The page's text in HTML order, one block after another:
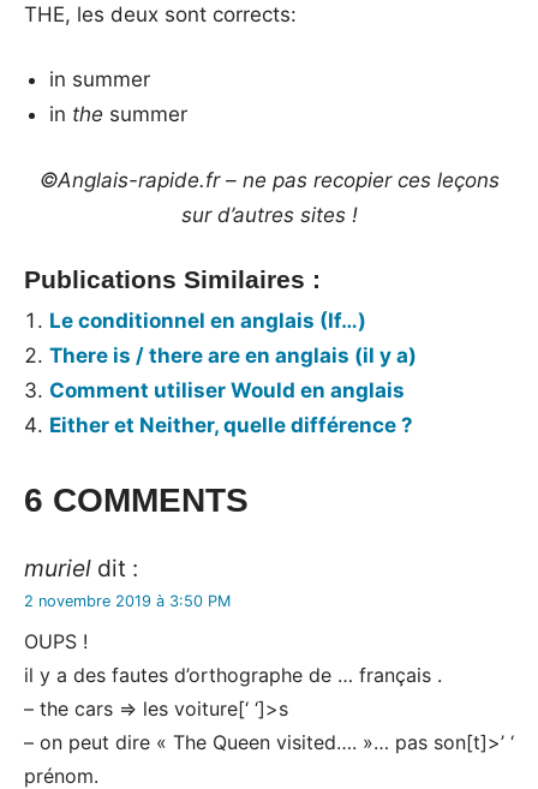
THE, les deux sont corrects:
in summer
in the summer
©Anglais-rapide.fr – ne pas recopier ces leçons
sur d’autres sites !
Publications Similaires :
Le conditionnel en anglais (If…)
There is / there are en anglais (il y a)
Comment utiliser Would en anglais
Either et Neither, quelle différence ?
Tags:
anglaise
6 COMMENTS
muriel dit :
2 novembre 2019 à 3:50 PM
OUPS !
il y a des fautes d’orthographe de … français .
– the cars => les voiture[‘ ‘]>s
– on peut dire « The Queen visited…. »… pas son[t]>’ ‘
prénom.